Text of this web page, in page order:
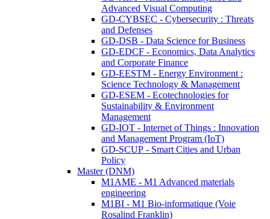
Advanced Visual Computing
GD-CYBSEC - Cybersecurity : Threats
and Defenses
GD-DSB - Data Science for Business
GD-EDCF - Economics, Data Analytics
and Corporate Finance
GD-EESTM - Energy Environment :
Science Technology & Management
GD-ESEM - Ecotechnologies for
Sustainability & Environment
Management
GD-IOT - Internet of Things : Innovation
and Management Program (IoT)
GD-SCUP - Smart Cities and Urban
Policy
Master (DNM)
M1AME - M1 Advanced materials
engineering
M1BI - M1 Bio-informatique (Voie
Rosalind Franklin)